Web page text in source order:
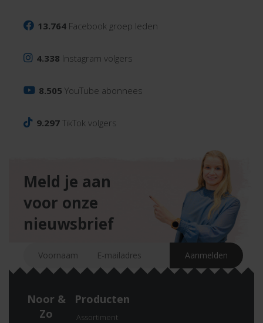
13.764 Facebook groep leden
4.338 Instagram volgers
8.505 YouTube abonnees
9.297 TikTok volgers
Meld je aan
voor onze
nieuwsbrief
Noor &
Zo
Producten
Assortiment